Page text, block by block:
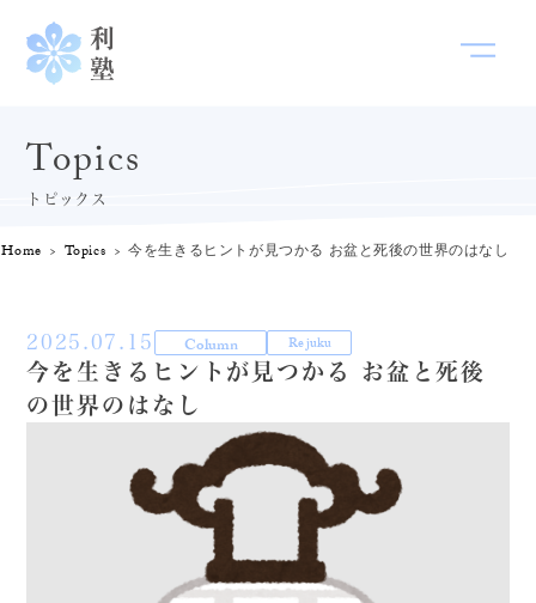
トピックス
Home Topics 今を生きるヒントが見つかる お盆と死後の世界のはなし
2025.07.15 Column
Re juku
今を生きるヒントが見つかる お盆と死後
の世界のはなし